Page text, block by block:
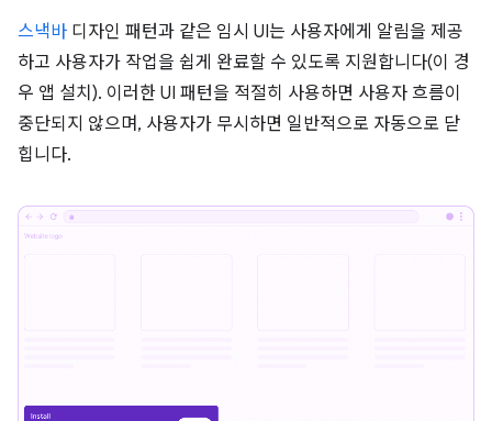
스낵바 디자인 패턴과 같은 임시 UI는 사용자에게 알림을 제공
하고 사용자가 작업을 쉽게 완료할 수 있도록 지원합니다(이 경
우 앱 설치). 이러한 UI 패턴을 적절히 사용하면 사용자 흐름이
중단되지 않으며, 사용자가 무시하면 일반적으로 자동으로 닫
힙니다.